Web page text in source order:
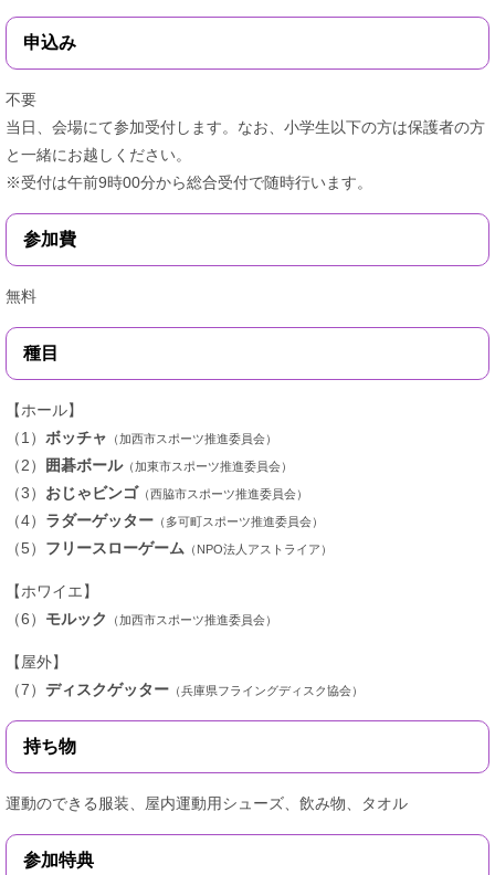
申込み
不要
当日、会場にて参加受付します。なお、小学生以下の方は保護者の方
と一緒にお越しください。
※受付は午前9時00分から総合受付で随時行います。
参加費
無料
種目
【ホール】
（1） ボッチャ （加西市スポーツ推進委員会）
（2） 囲碁ボール（加東市スポーツ推進委員会）
（3） おじゃビンゴ （西脇市スポーツ推進委員会）
（4） ラダーゲッター （多可町スポーツ推進委員会）
（5） フリースローゲーム （NPO法人アストライア）
【ホワイエ】
（6） モルック （加西市スポーツ推進委員会）
【屋外】
（7） ディスクゲッター （兵庫県フライングディスク協会）
持ち物
運動のできる服装、屋内運動用シューズ、飲み物、タオル
参加特典